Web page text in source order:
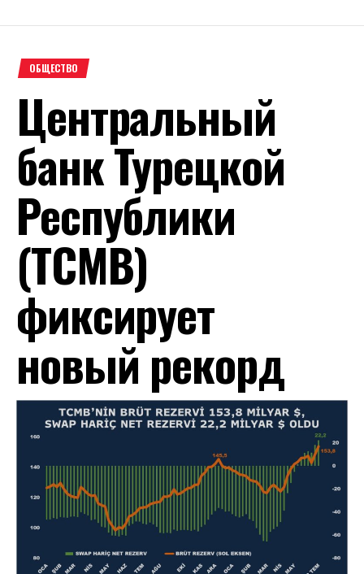
ОБЩЕСТВО
Центральный
банк Турецкой
Республики
(TCMB)
фиксирует
новый рекорд